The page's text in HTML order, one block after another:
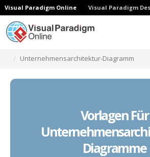
Visual Paradigm Online Visual Paradigm
Unternehmensarchitektur-Diagramm
Vorlagen Für
Diagramme